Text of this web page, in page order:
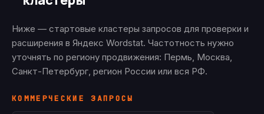
Ниже — стартовые кластеры запросов для проверки и
расширения в Яндекс Wordstat. Частотность нужно
уточнять по региону продвижения: Пермь, Москва,
Санкт-Петербург, регион России или вся РФ.
КОММЕРЧЕСКИЕ ЗАПРОСЫ